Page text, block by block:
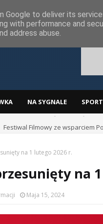
NA SYGNALE SPORT
Festiwal Filmowy ze wsparciem
na 1 lutego 2026 r.
na
Maja 15, 2024
Google to deliver its
with performance and
address abuse.